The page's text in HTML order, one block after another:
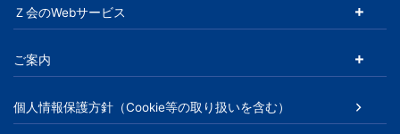
Ｚ会のWebサービス
ご案内
個人情報保護方針（Cookie等の取り扱いを含む）